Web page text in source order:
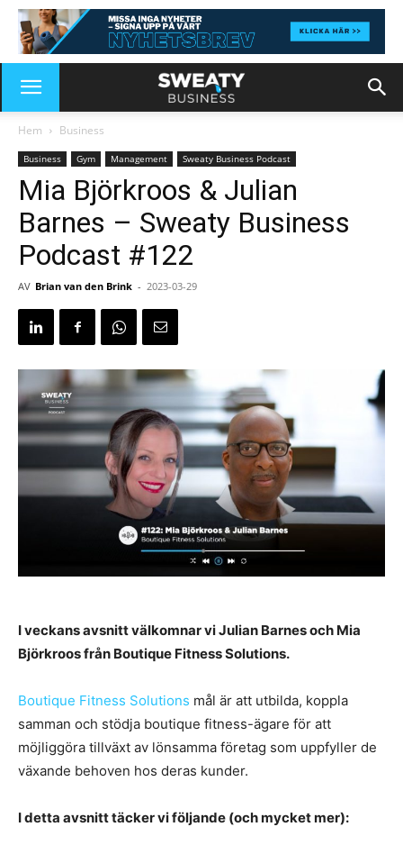
Hem Business
Business Gym Management Sweaty Business Podcast
Mia Björkroos & Julian
Barnes – Sweaty Business
Podcast #122
AV Brian van den Brink - 2023-03-29
I veckans avsnitt välkomnar vi Julian Barnes och Mia
Björkroos från Boutique Fitness Solutions.
Boutique Fitness Solutions mål är att utbilda, koppla
samman och stödja boutique fitness-ägare för att
möjliggöra tillväxt av lönsamma företag som uppfyller de
växande behoven hos deras kunder.
I detta avsnitt täcker vi följande (och mycket mer):